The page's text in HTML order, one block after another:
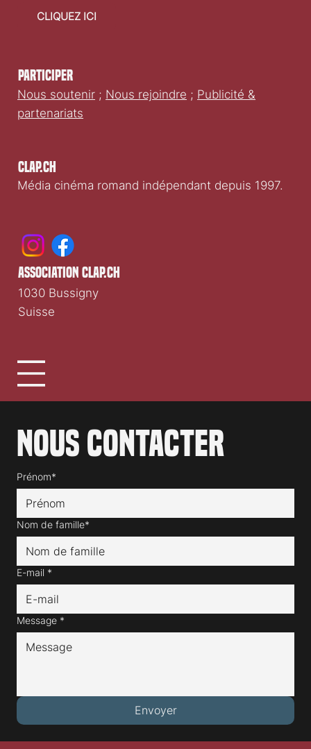
Clap.ch
Média cinéma romand indépendant depuis 1997.
Participer
Nous soutenir ; Nous rejoindre ; Publicité &
partenariats
Nous contacter
Prénom*
Nom de famille*
E-mail *
Message *
Envoyer
CLIQUEZ ICI
association clap.ch
1030 Bussigny
Suisse